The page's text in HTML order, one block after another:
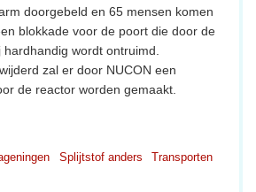
doorgebeld en 65 mensen komen
blokkade voor de poort die door de
wordt ontruimd.
zal er door NUCON een
de reactor worden gemaakt.
Splijtstof anders Transporten